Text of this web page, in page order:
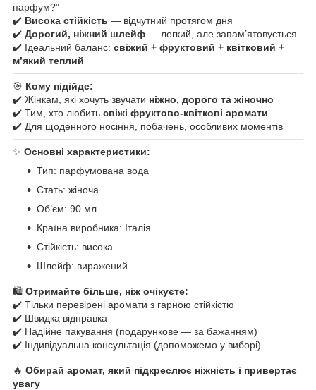
парфум?”
✔️ Висока стійкість — відчутний протягом дня
✔️ Дорогий, ніжний шлейф — легкий, але запам’ятовується
✔️ Ідеальний баланс: свіжий + фруктовий + квітковий +
м’який теплий
🎯 Кому підійде:
✔️ Жінкам, які хочуть звучати ніжно, дорого та жіночно
✔️ Тим, хто любить свіжі фруктово-квіткові аромати
✔️ Для щоденного носіння, побачень, особливих моментів
✨ Основні характеристики:
Тип: парфумована вода
Стать: жіноча
Об’єм: 90 мл
Країна виробника: Італія
Стійкість: висока
Шлейф: виражений
🛍 Отримайте більше, ніж очікуєте:
✔️ Тільки перевірені аромати з гарною стійкістю
✔️ Швидка відправка
✔️ Надійне пакування (подарункове — за бажанням)
✔️ Індивідуальна консультація (допоможемо у виборі)
🔥 Обирай аромат, який підкреслює ніжність і привертає
увагу